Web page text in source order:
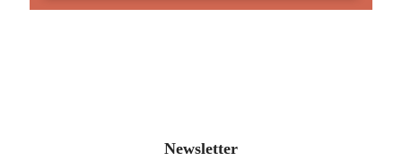
Newsletter